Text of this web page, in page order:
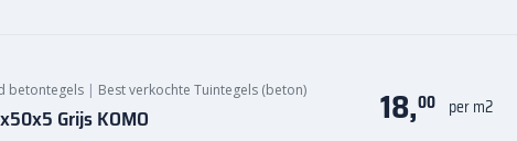
betontegels | Best verkochte Tuintegels (beton)
Grijs KOMO 18,00 per m2